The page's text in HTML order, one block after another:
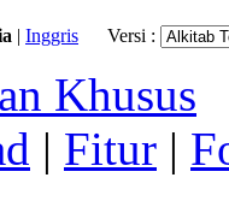
| Inggris Versi :
Khusus
| Fitur |